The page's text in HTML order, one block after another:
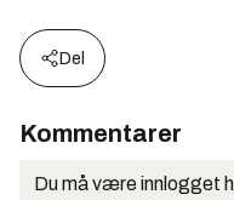
Del
Kommentarer
Du må være innlogget